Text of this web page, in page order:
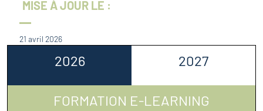
MISE À JOUR LE :
21 avril 2026
2026 2027
FORMATION E-LEARNING